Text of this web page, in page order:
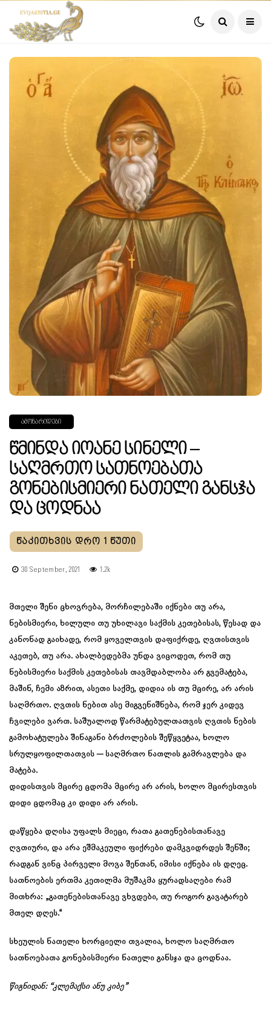
ᲐᲛᲝᲜᲐᲠᲘᲓᲔᲑᲘ
Წმინდა Იოანე Სინელი –
Საღმრთო Სათნოებათა
Გონებისმიერი Ნათელი Განსჯა
Და Ცოდნაა
30 September, 2021 1.2k
მთელი შენი ცხოვრება, მორჩილებაში იქნები თუ არა,
ნებისმიერი, ხილული თუ უხილავი საქმის კეთებისას, წესად და
კანონად გაიხადე, რომ ყოველთვის დაფიქრდე, ღვთისთვის
აკეთებ, თუ არა. ახალბედებმა უნდა ვიცოდეთ, რომ თუ
ნებისმიერი საქმის კეთებისას თავმდაბლობა არ გვემატება,
მაშინ, ჩემი აზრით, ასეთი საქმე, დიდია ის თუ მცირე, არ არის
საღმრთო. ღვთის ნებით ასე მიგვენიშნება, რომ ჯერ კიდევ
ჩვილები ვართ. საშუალოდ წარმატებულთათვის ღვთის ნების
გამოხატულება შინაგანი ბრძოლების შეწყვეტაა, ხოლო
სრულყოფილთათვის — საღმრთო ნათლის გამრავლება და
მატება.
დიდისთვის მცირე ცდომა მცირე არ არის, ხოლო მცირესთვის
დიდი ცდომაც კი დიდი არ არის.
დაწყება დღისა უფალს მიეცი, რათა გათენებისთანავე
ღვთიური, და არა ეშმაკეული ფიქრები დამკვიდრდეს შენში;
რადგან ვინც პირველი მოვა შენთან, იმისი იქნება ის დღეც.
სათნოების ერთმა კეთილმა მუშაკმა ყურადსაღები რამ
მითხრა: „გათენებისთანავე ვხვდები, თუ როგორ გავატარებ
მთელ დღეს.“
სხეულის ნათელი ხორციელი თვალია, ხოლო საღმრთო
სათნოებათა გონებისმიერი ნათელი განსჯა და ცოდნაა.
წიგნიდან: “კლემაქსი ანუ კიბე”